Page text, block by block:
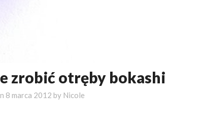
zrobić otręby bokashi
8 marca 2012 by Nicole